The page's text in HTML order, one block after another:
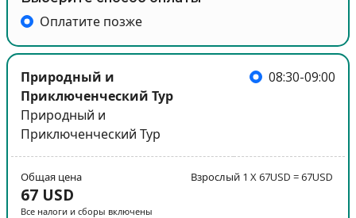
Оплатите позже
Природный и
Приключенческий Тур
Природный и
Приключенческий Тур
08:30-09:00
Общая цена
67 USD
Все налоги и сборы включены
Взрослый 1 X 67USD = 67USD